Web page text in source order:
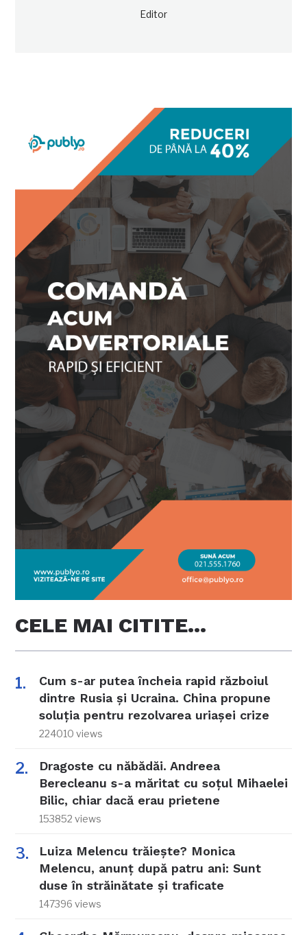
Editor
CELE MAI CITITE…
Cum s-ar putea încheia rapid războiul
dintre Rusia și Ucraina. China propune
soluția pentru rezolvarea uriașei crize
224010 views
Dragoste cu năbădăi. Andreea
Berecleanu s-a măritat cu soțul Mihaelei
Bilic, chiar dacă erau prietene
153852 views
Luiza Melencu trăiește? Monica
Melencu, anunț după patru ani: Sunt
duse în străinătate și traficate
147396 views